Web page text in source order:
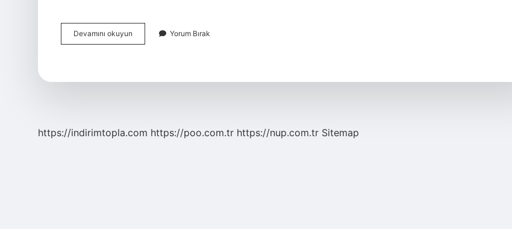
Devamını okuyun
Alem
Yorum Bırak
https://indirimtopla.com https://poo.com.tr https://nup.com.tr Sitemap